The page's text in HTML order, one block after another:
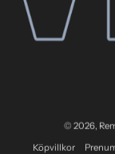
© 2026,
Köpvillkor